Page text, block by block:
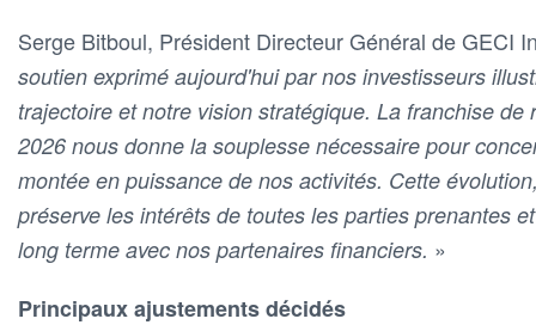
Serge Bitboul, Président Directeur Général de GECI
soutien exprimé aujourd'hui par nos investisseurs
trajectoire et notre vision stratégique. La franchise
2026 nous donne la souplesse nécessaire pour
montée en puissance de nos activités. Cette
préserve les intérêts de toutes les parties prenantes
long terme avec nos partenaires financiers. »
Principaux ajustements décidés